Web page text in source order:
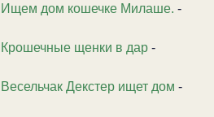
Ищем дом кошечке Милаше. -
Крошечные щенки в дар -
Весельчак Декстер ищет дом -